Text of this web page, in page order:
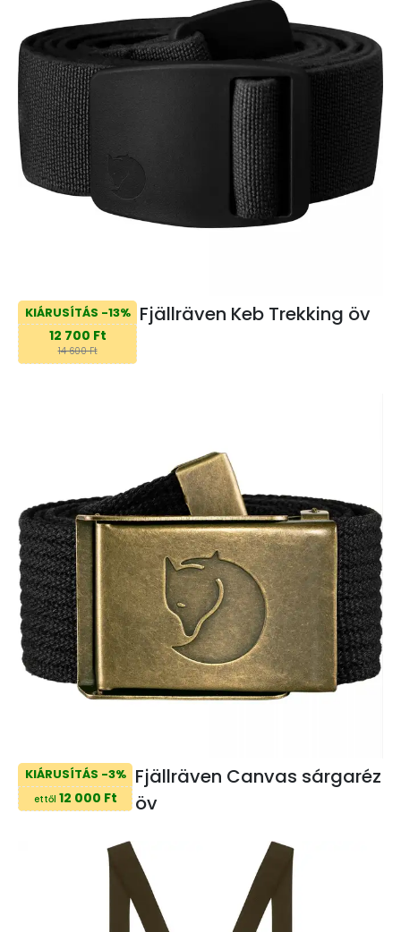
KIÁRUSÍTÁS -13%
12 700 Ft
14 600 Ft
Fjällräven Keb Trekking öv
KIÁRUSÍTÁS -3%
ettől 12 000 Ft
Fjällräven Canvas sárgaréz
öv